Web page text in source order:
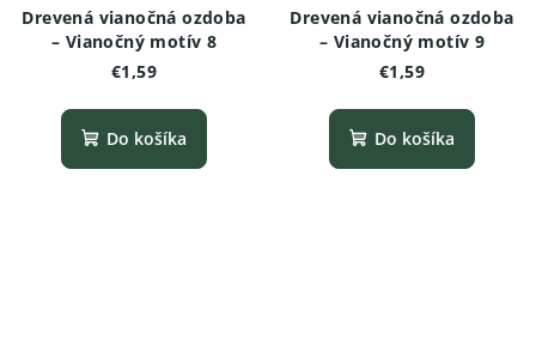
Drevená vianočná ozdoba
– Vianočný motív 8
€1,59
Do košíka
Drevená vianočná ozdoba
– Vianočný motív 9
€1,59
Do košíka